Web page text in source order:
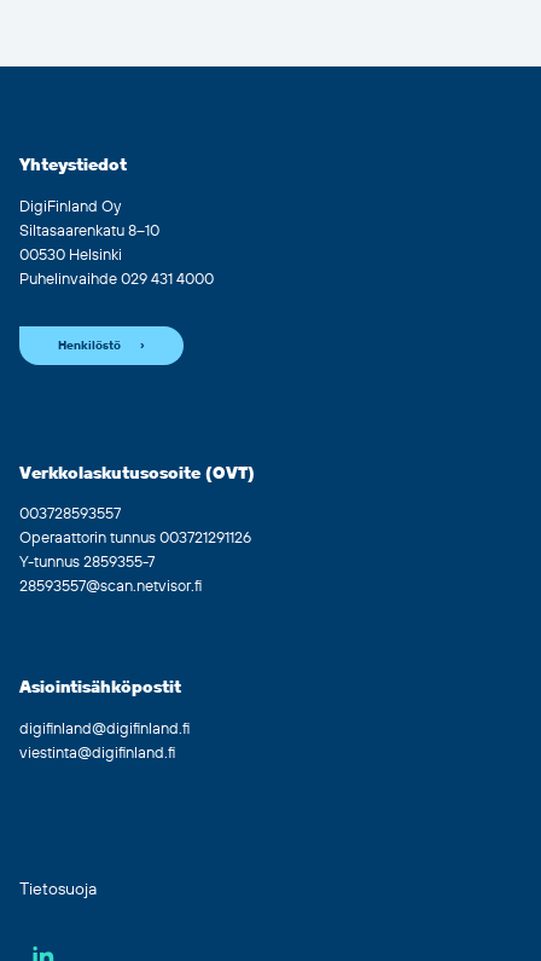
Yhteystiedot
DigiFinland Oy
Siltasaarenkatu 8–10
00530 Helsinki
Puhelinvaihde 029 431 4000
Henkilöstö
Verkkolaskutusosoite (OVT)
003728593557
Operaattorin tunnus 003721291126
Y-tunnus 2859355-7
28593557@scan.netvisor.fi
Asiointisähköpostit
digifinland@digifinland.fi
viestinta@digifinland.fi
Tietosuoja